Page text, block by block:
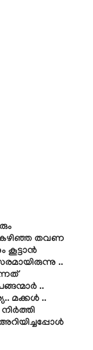
കഴിഞ്ഞ തവണ
കൂട്ടാൻ
..
..
മക്കൾ ..